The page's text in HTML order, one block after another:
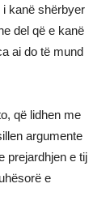
i kanë shërbyer
del që e kanë
ai do të mund
që lidhen me
argumente
prejardhjen e tij
e